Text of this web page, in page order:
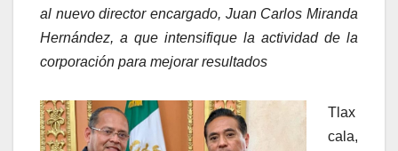
al nuevo director encargado, Juan Carlos Miranda
Hernández, a que intensifique la actividad de la
corporación para mejorar resultados
Tlax
cala,